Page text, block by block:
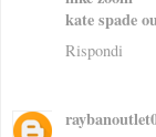
kate spade
Rispondi